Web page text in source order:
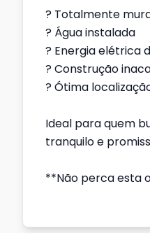
? Totalmente
? Água instalada
? Energia elétrica
? Construção
? Ótima
Ideal para quem
tranquilo e
**Não perca esta